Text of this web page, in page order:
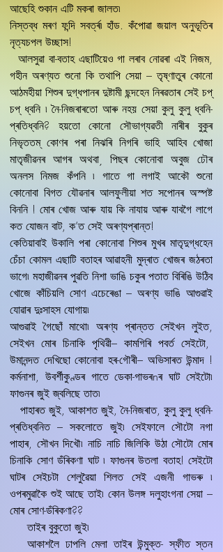
আছেহি শুকান এটি মকৰা জালত৷
নিস্তব্ধ মৰণ ফন্দি সবৰ্ত্ৰ৷ হাঁড. কঁপোৱা জয়াল অনুভূতিৰ
নৃত্যচপল উচ্ছাস!
আলসুৱা বা-বতাহ এছাটিয়েও গা লৰাব নোৱৰা এই নিজম,
গহীন অৰণ্যত শুনো কি তথাপি সেয়া – তৃষ্ণাতুৰ কোনো
আঠমহীয়া শিশুৰ দুগ্ধপানৰ দুষ্টামী ছন্দহেন নিৰৱতাৰ সেই চপ্‌
চপ্‌ ধ্বনি ৷ নৈ-নিজৰাৰতো আৰু নহয় সেয়া কুলু কুলু ধ্বনি-
প্ৰতিধ্বনি? হয়তো কোনো সৌভাগ্যৱতী নাৰীৰ বুকুৰ
নিভৃততম্‌ কোণৰ পৰা নিঝৰি নিগৰি ভাহি আহিব খোজা
মাতৃজীৱনৰ আগৰ অথবা¸ পিছৰ কোনোবা অবুজ ঢৌৰ
অনলস নিমজ কঁপনি ৷ গাতে গা লগাই আকৌ শুনো
কোনোবা বিগত যৌৱনাৰ আলফুলীয়া শত সপোনৰ অস্পষ্ট
বিননি ! মোৰ খোজ আৰু যায় কি নাযায় আৰু যাবগৈ লাগে
কত যোজন বাট, ক’ত সেই অৰণ্যপ্ৰান্ত!
কেতিয়াবাই উকালি পৰা কোনোবা শিশুৰ মুখৰ মাতৃদুগ্ধহেন
চেঁচা কোমল এছাটি বতাহৰ আৱাহনী মুদ্ৰাত খোজৰ জঠৰতা
ভাগে৷ মহাজীৱনৰ পুৱতি নিশা ভাঙি চকুৰ পতাত বিৰিঙি উঠিব
খোজে কাঁচিয়লি সোণ এচেৰেঙা – অৰণ্য ভাঙি আগুৱাই
যোৱাৰ দুঃসাহস যোগায়৷
আগুৱাই গৈছোঁ মাথো৷ অৰণ্য প্ৰান্তত সেইখন লুইত,
সেইখন মোৰ চিনাকি পৃথিৱী– কামগিৰি পবৰ্ত সেইটো,
উমানন্দত দেখিছো কোনোবা হৰ-গৌৰী– অভিসাৰত উন্মাদ !
কৰ্মনাশা, উবৰ্শীকুণ্ডৰ গাতে ডেকা-গাভৰnৰ ঘাট সেইটো৷
ফাগুনৰ জুই জ্বলিছে তাত৷
পাহাৰত জুই, আকাশত জুই, নৈ-নিজৰাত, কুলু কুলু ধ্বনি-
প্ৰতিধ্বনিত – সকলোতে জুই৷ সেইফালে সৌটো নগা
পাহাৰ, সৌখন দিখৌ৷ নাচি নাচি জিলিকি উঠা সৌটো মোৰ
চিনাকি সোণ ডঁৰিকণা ঘাট ৷ ফাগুনৰ উতলা বতাহ! সেইটো
ঘাটৰ সেইচটা শেলুৱৈয়া শিলত সেই এজনী গাভৰু ৷
ওপৰমুৱাকৈ শুই আছে তাই৷ কোন উলঙ্গ দলুহাংগনা সেয়া –
মোৰ সোণ-ডঁৰিকণা??
তাইৰ বুকুতো জুই৷
আকাশলৈ ঢাপলি মেলা তাইৰ উন্মুক্ত- স্ফীত স্তন